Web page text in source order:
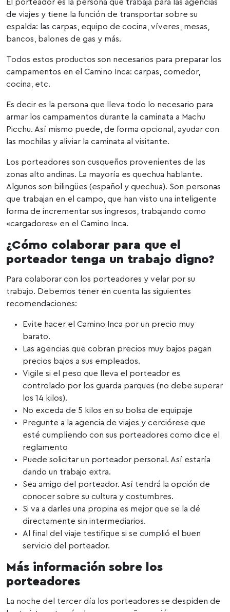
El porteador es la persona que trabaja para las agencias
de viajes y tiene la función de transportar sobre su
espalda: las carpas, equipo de cocina, víveres, mesas,
bancos, balones de gas y más.
Todos estos productos son necesarios para preparar los
campamentos en el Camino Inca: carpas, comedor,
cocina, etc.
Es decir es la persona que lleva todo lo necesario para
armar los campamentos durante la caminata a Machu
Picchu. Así mismo puede, de forma opcional, ayudar con
las mochilas y aliviar la caminata al visitante.
Los porteadores son cusqueños provenientes de las
zonas alto andinas. La mayoría es quechua hablante.
Algunos son bilingües (español y quechua). Son personas
que trabajan en el campo, que han visto una inteligente
forma de incrementar sus ingresos, trabajando como
«cargadores» en el Camino Inca.
¿Cómo colaborar para que el
porteador tenga un trabajo digno?
Para colaborar con los porteadores y velar por su
trabajo. Debemos tener en cuenta las siguientes
recomendaciones:
Evite hacer el Camino Inca por un precio muy
barato.
Las agencias que cobran precios muy bajos pagan
precios bajos a sus empleados.
Vigile si el peso que lleva el porteador es
controlado por los guarda parques (no debe superar
los 14 kilos).
No exceda de 5 kilos en su bolsa de equipaje
Pregunte a la agencia de viajes y cerciórese que
esté cumpliendo con sus porteadores como dice el
reglamento
Puede solicitar un porteador personal. Así estaría
dando un trabajo extra.
Sea amigo del porteador. Así tendrá la opción de
conocer sobre su cultura y costumbres.
Si va a darles una propina es mejor que se la dé
directamente sin intermediarios.
Al final del viaje testifique si se cumplió el buen
servicio del porteador.
Más información sobre los
porteadores
La noche del tercer día los porteadores se despiden de